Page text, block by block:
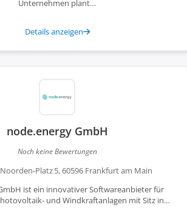
Unternehmen plant…
Details anzeigen
node.energy GmbH
Noch keine Bewertungen
5, 60596 Frankfurt am Main
ist ein innovativer Softwareanbieter für
und Windkraftanlagen mit Sitz in…